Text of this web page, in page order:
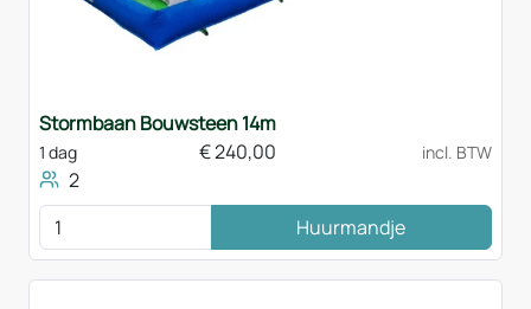
Stormbaan Bouwsteen 14m
1 dag €240,00 incl. BTW
2
Huurmandje